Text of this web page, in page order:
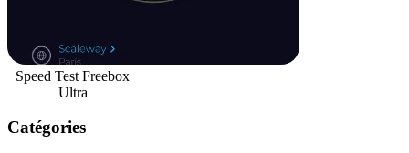
Speed Test Freebox
Ultra
Catégories